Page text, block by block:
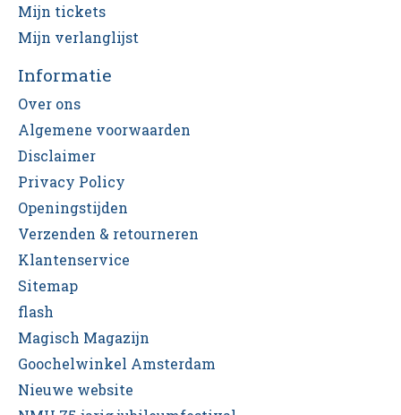
Mijn tickets
Mijn verlanglijst
Informatie
Over ons
Algemene voorwaarden
Disclaimer
Privacy Policy
Openingstijden
Verzenden & retourneren
Klantenservice
Sitemap
flash
Magisch Magazijn
Goochelwinkel Amsterdam
Nieuwe website